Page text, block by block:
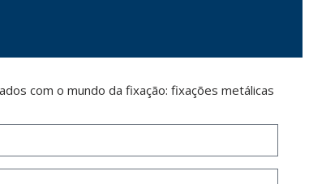
com o mundo da fixação: fixações metálicas